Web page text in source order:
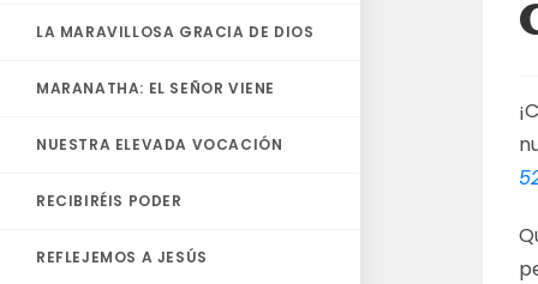
LA MARAVILLOSA GRACIA DE DIOS
MARANATHA: EL SEÑOR VIENE
NUESTRA ELEVADA VOCACIÓN
RECIBIRÉIS PODER
REFLEJEMOS A JESÚS